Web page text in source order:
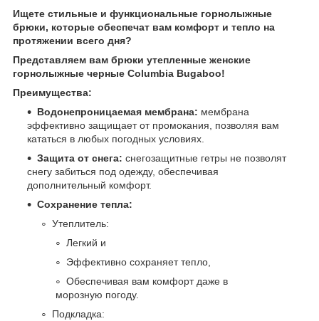
Ищете стильные и функциональные горнолыжные
брюки, которые обеспечат вам комфорт и тепло на
протяжении всего дня?
Представляем вам брюки утепленные женские
горнолыжные черные Columbia Bugaboo!
Преимущества:
Водонепроницаемая мембрана: мембрана
эффективно защищает от промокания, позволяя вам
кататься в любых погодных условиях.
Защита от снега: снегозащитные гетры не позволят
снегу забиться под одежду, обеспечивая
дополнительный комфорт.
Сохранение тепла:
Утеплитель:
Легкий и
Эффективно сохраняет тепло,
Обеспечивая вам комфорт даже в
морозную погоду.
Подкладка: